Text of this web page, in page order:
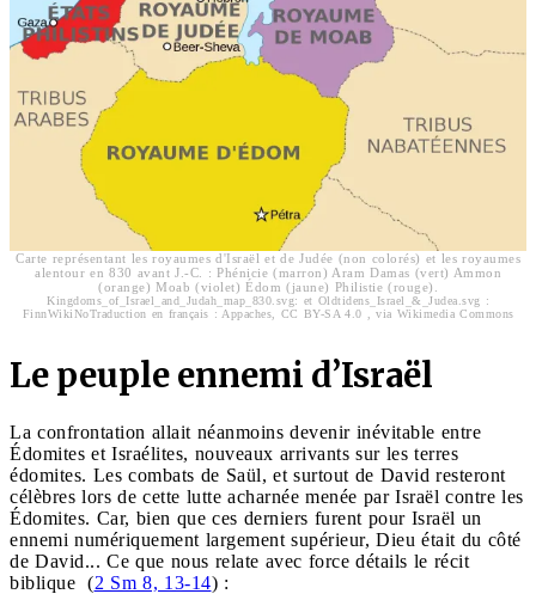
Carte représentant les royaumes d'Israël et de Judée (non colorés) et les royaumes
alentour en 830 avant J.-C. : Phénicie (marron) Aram Damas (vert) Ammon
(orange) Moab (violet) Édom (jaune) Philistie (rouge).
Kingdoms_of_Israel_and_Judah_map_830.svg: et Oldtidens_Israel_&_Judea.svg :
FinnWikiNoTraduction en français : Appaches, CC BY-SA 4.0 , via Wikimedia Commons
Le peuple ennemi d’Israël
La confrontation allait néanmoins devenir inévitable entre
Édomites et Israélites, nouveaux arrivants sur les terres
édomites. Les combats de Saül, et surtout de David resteront
célèbres lors de cette lutte acharnée menée par Israël contre les
Édomites. Car, bien que ces derniers furent pour Israël un
ennemi numériquement largement supérieur, Dieu était du côté
de David... Ce que nous relate avec force détails le récit
biblique (2 Sm 8, 13-14) :